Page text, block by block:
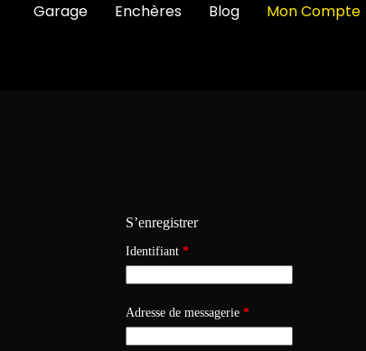
Garage Enchères Blog Mon Compte
S’enregistrer
Identifiant *
Adresse de messagerie *